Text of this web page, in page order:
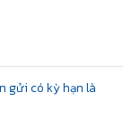
gửi có kỳ hạn là